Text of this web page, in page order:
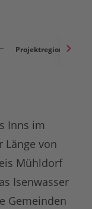
Projektregionen
Inns im
Länge von
Mühldorf
Isenwasser
Gemeinden